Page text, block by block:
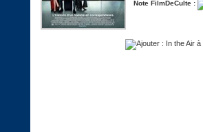
Note FilmDeCulte :